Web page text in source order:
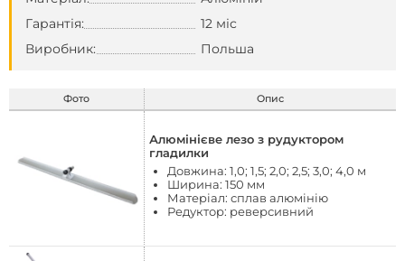
Гарантія:
12 міс
Виробник:
Польша
Фото Опис
Алюмінієве лезо з рудуктором
гладилки
Довжина: 1,0; 1,5; 2,0; 2,5; 3,0; 4,0 м
Ширина: 150 мм
Матеріал: сплав алюмінію
Редуктор: реверсивний